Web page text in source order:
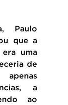
Paulo
que a
era uma
de
a
ao